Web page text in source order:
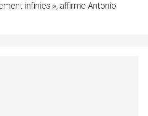
infinies », affirme Antonio